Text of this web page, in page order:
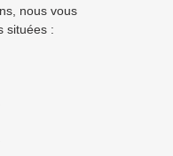
nous vous
situées :